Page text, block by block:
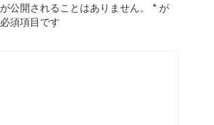
公開されることはありません。 * が
須項目です